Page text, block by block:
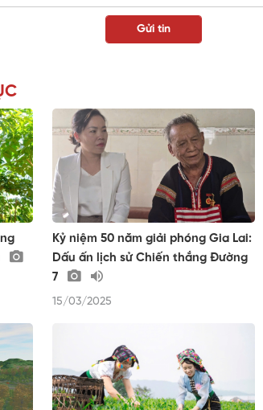
Kỷ niệm 50 năm giải phóng Gia Lai:
Dấu ấn lịch sử Chiến thắng Đường
7
15/03/2025